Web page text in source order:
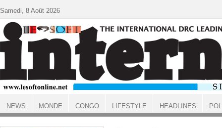
ACCUEIL
Samedi, 8 Août 2026
NEWS MONDE CONGO LIFESTYLE HEADLINES